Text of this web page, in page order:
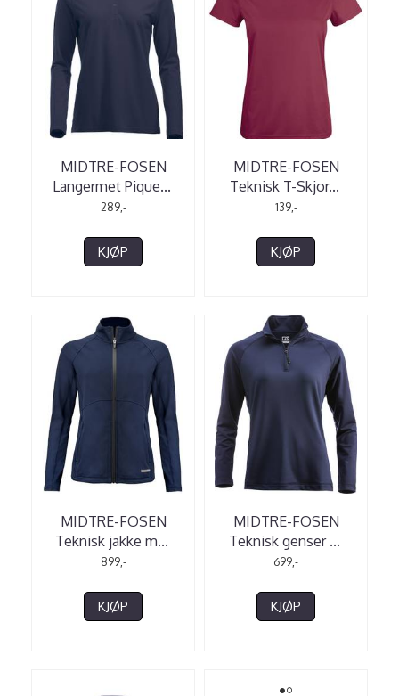
MIDTRE-FOSEN
Langermet Pique...
289,-
KJØP
MIDTRE-FOSEN
Teknisk T-Skjor...
139,-
KJØP
MIDTRE-FOSEN
Teknisk jakke m...
899,-
KJØP
MIDTRE-FOSEN
Teknisk genser ...
699,-
KJØP